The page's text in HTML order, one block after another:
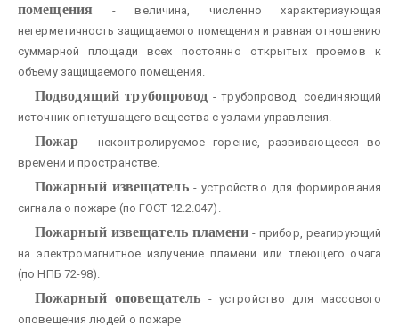
помещения - величина, численно характеризующая
негерметичность защищаемого помещения и равная отношению
суммарной площади всех постоянно открытых проемов к
объему защищаемого помещения.
Подводящий трубопровод - трубопровод, соединяющий
источник огнетушащего вещества с узлами управления.
Пожар - неконтролируемое горение, развивающееся во
времени и пространстве.
Пожарный извещатель- устройство для формирования
сигнала о пожаре (по ГОСТ 12.2.047).
Пожарный извещатель пламени- прибор, реагирующий
на электромагнитное излучение пламени или тлеющего очага
(по НПБ 72-98).
Пожарный оповещатель - устройство для массового
оповещения людей о пожаре